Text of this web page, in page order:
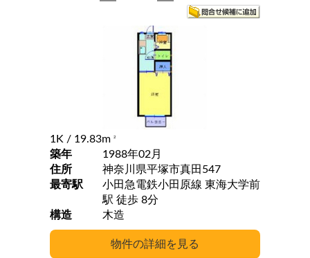
1K / 19.83m 2
築年
1988年02月
住所
神奈川県平塚市真田547
最寄駅
小田急電鉄小田原線 東海大学前
駅 徒歩 8分
構造
木造